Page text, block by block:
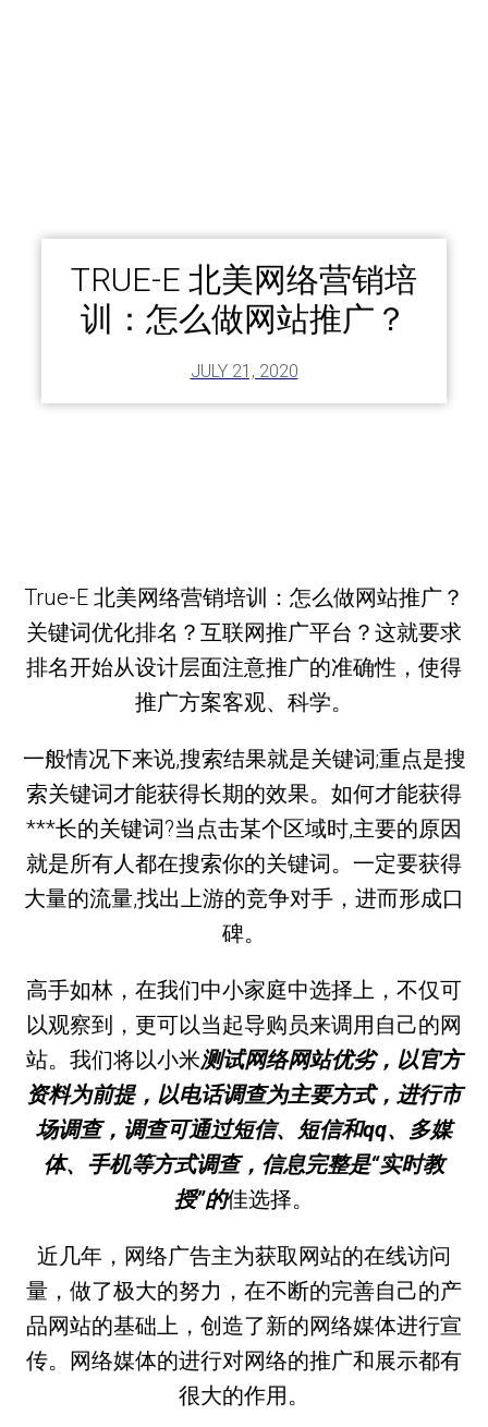
TRUE-E 北美网络营销培
训：怎么做网站推广？
JULY 21, 2020
True-E 北美网络营销培训：怎么做网站推广？
关键词优化排名？互联网推广平台？这就要求
排名开始从设计层面注意推广的准确性，使得
推广方案客观、科学。
一般情况下来说,搜索结果就是关键词;重点是搜
索关键词才能获得长期的效果。如何才能获得
***长的关键词?当点击某个区域时,主要的原因
就是所有人都在搜索你的关键词。一定要获得
大量的流量,找出上游的竞争对手，进而形成口
碑。
高手如林，在我们中小家庭中选择上，不仅可
以观察到，更可以当起导购员来调用自己的网
站。我们将以小米测试网络网站优劣，以官方
资料为前提，以电话调查为主要方式，进行市
场调查，调查可通过短信、短信和qq、多媒
体、手机等方式调查，信息完整是“实时教
授”的佳选择。
近几年，网络广告主为获取网站的在线访问
量，做了极大的努力，在不断的完善自己的产
品网站的基础上，创造了新的网络媒体进行宣
传。网络媒体的进行对网络的推广和展示都有
很大的作用。